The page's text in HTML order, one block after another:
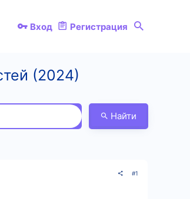
Вход Регистрация
(2024)
Найти
#1